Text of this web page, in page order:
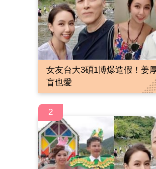
女友台大3碩1博爆造假！姜
盲也愛
2